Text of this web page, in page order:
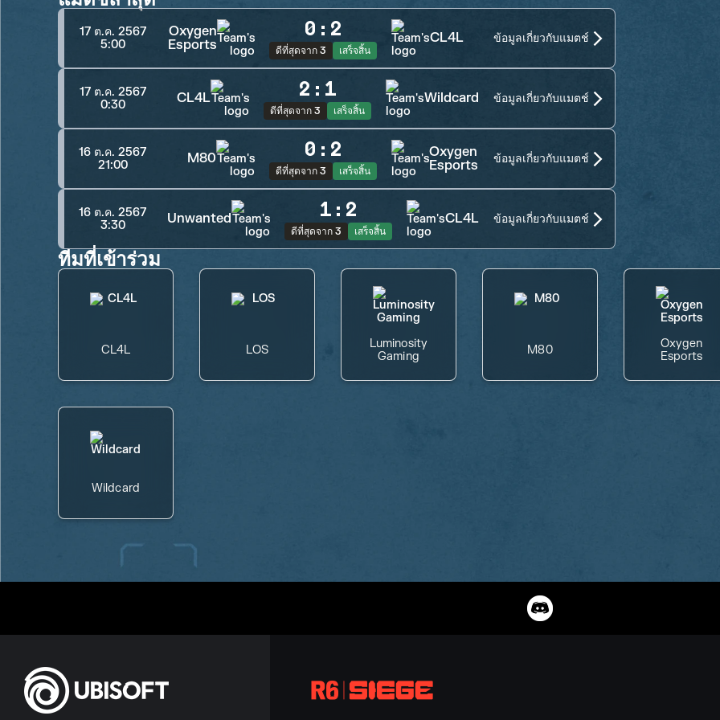
17 ต.ค. 2567
5:00
Oxygen
Esports
0 : 2
ดีที่สุดจาก 3 เสร็จสิ้น
CL4L ข้อมูลเกี่ยวกับแมตช์
17 ต.ค. 2567
0:30
CL4L 2 : 1
ดีที่สุดจาก 3 เสร็จสิ้น
Wildcard ข้อมูลเกี่ยวกับแมตช์
16 ต.ค. 2567
21:00
M80 0 : 2
ดีที่สุดจาก 3 เสร็จสิ้น
Oxygen
Esports
ข้อมูลเกี่ยวกับแมตช์
16 ต.ค. 2567
3:30
Unwanted 1 : 2
ดีที่สุดจาก 3 เสร็จสิ้น
CL4L ข้อมูลเกี่ยวกับแมตช์
ทีมที่เข้าร่วม
CL4L LOS
Luminosity
Gaming
M80
Oxygen
Esports
Wildcard